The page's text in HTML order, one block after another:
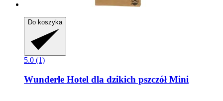
Do koszyka
5.0 (1)
Wunderle Hotel dla dzikich pszczół Mini